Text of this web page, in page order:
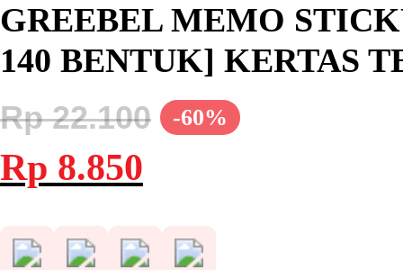
GREEBEL MEMO
140 BENTUK] KERTAS
-60%
Rp22.100
Harga
aslinya
adalah:
Rp 8.850ini